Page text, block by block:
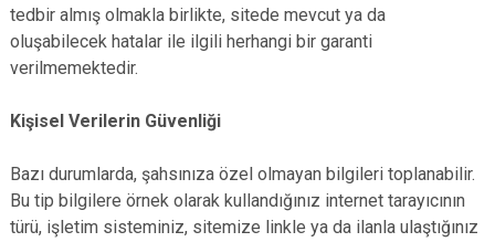
tedbir almış olmakla birlikte, sitede mevcut ya da
oluşabilecek hatalar ile ilgili herhangi bir garanti
verilmemektedir.
Kişisel Verilerin Güvenliği
Bazı durumlarda, şahsınıza özel olmayan bilgileri toplanabilir.
Bu tip bilgilere örnek olarak kullandığınız internet tarayıcının
türü, işletim sisteminiz, sitemize linkle ya da ilanla ulaştığınız